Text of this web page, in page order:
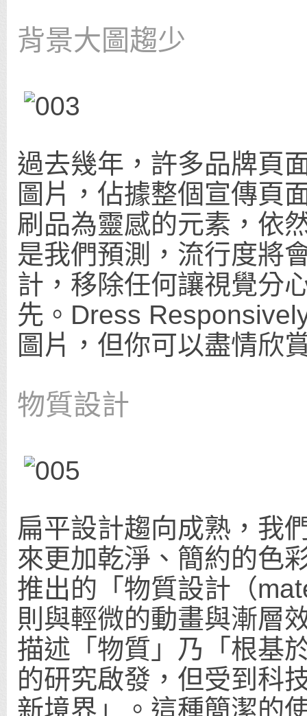
背景大圖趨少
過去幾年，許多品牌頁
圖片，佔據整個宣傳頁
刷品為靈感的元素，依
是我們預測，流行度將
計，移除任何讓視覺分
先。Dress
圖片，但你可以盡情欣
物質設計
扁平設計趨向成熟，我
來更加乾淨、簡約的色
推出的「物質設計（
則與輕微的動畫與漸層
描述「物質」乃「根基
的研究啟發，但受到科
新境界」。這種簡潔的